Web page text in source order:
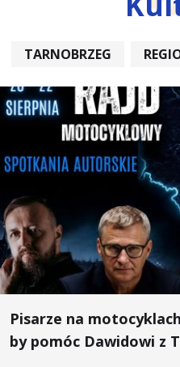
TARNOBRZEG
Pisarze na
by pomóc Dawidowi z